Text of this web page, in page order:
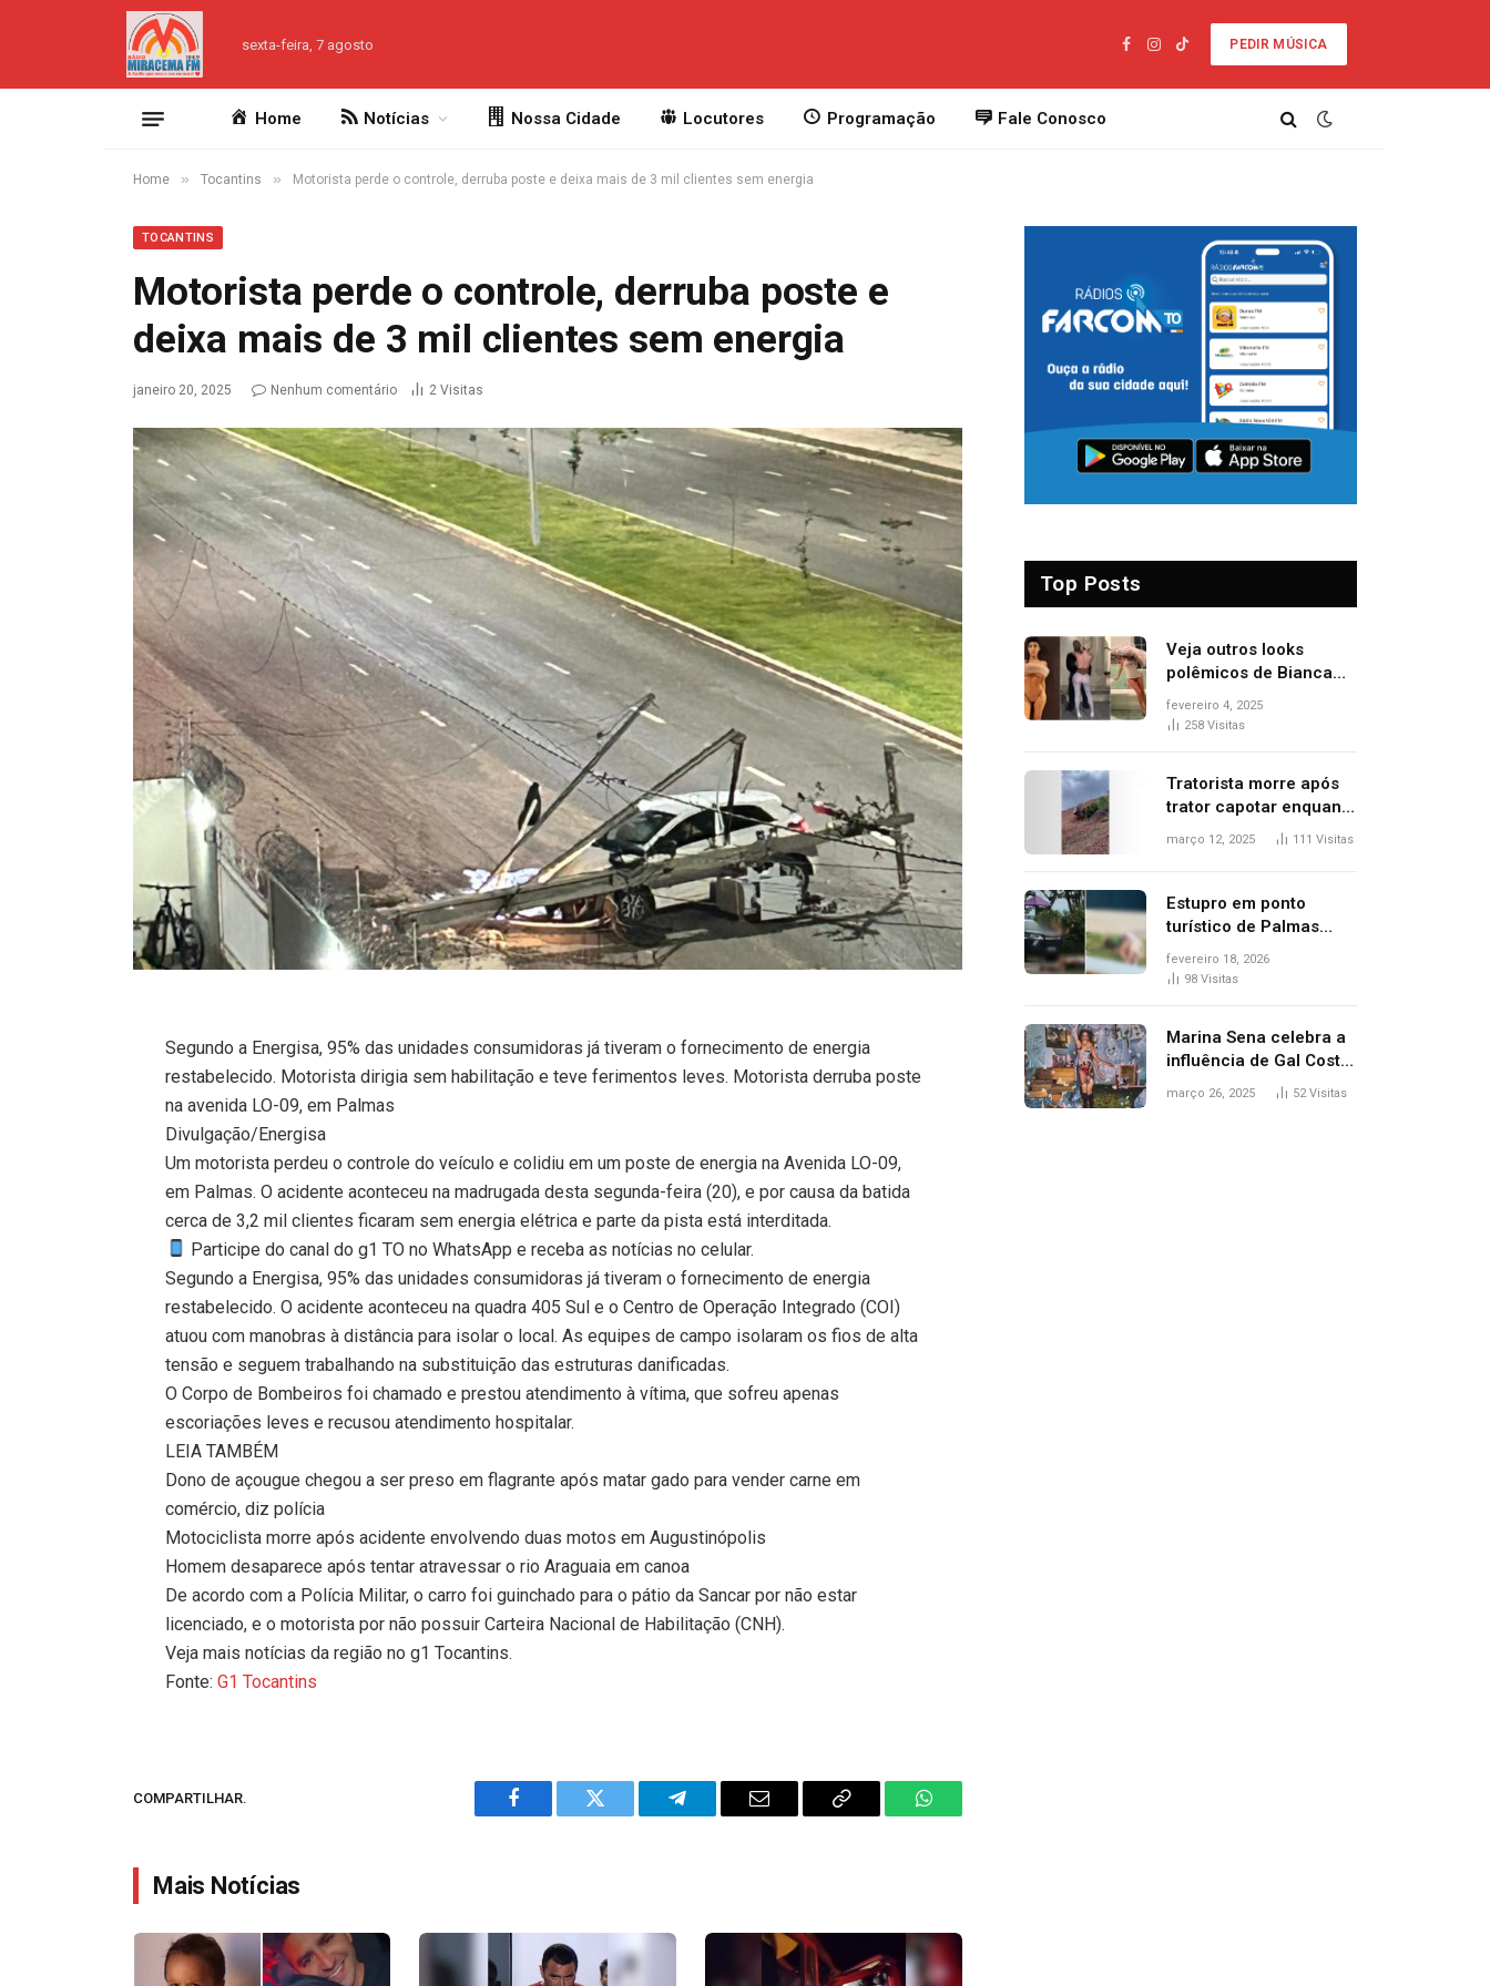
sexta-feira, 7 agosto
Facebook
Instagram
TikTok
PEDIR MÚSICA
Home Notícias Nossa Cidade Locutores Programação Fale Conosco
Home » Tocantins » Motorista perde o controle, derruba poste e deixa mais de 3 mil clientes sem energia
TOCANTINS
Motorista perde o controle, derruba poste e
deixa mais de 3 mil clientes sem energia
janeiro 20, 2025 Nenhum comentário 2 Visitas
Segundo a Energisa, 95% das unidades consumidoras já tiveram o fornecimento de energia
restabelecido. Motorista dirigia sem habilitação e teve ferimentos leves. Motorista derruba poste
na avenida LO-09, em Palmas
Divulgação/Energisa
Um motorista perdeu o controle do veículo e colidiu em um poste de energia na Avenida LO-09,
em Palmas. O acidente aconteceu na madrugada desta segunda-feira (20), e por causa da batida
cerca de 3,2 mil clientes ficaram sem energia elétrica e parte da pista está interditada.
Participe do canal do g1 TO no WhatsApp e receba as notícias no celular.
Segundo a Energisa, 95% das unidades consumidoras já tiveram o fornecimento de energia
restabelecido. O acidente aconteceu na quadra 405 Sul e o Centro de Operação Integrado (COI)
atuou com manobras à distância para isolar o local. As equipes de campo isolaram os fios de alta
tensão e seguem trabalhando na substituição das estruturas danificadas.
O Corpo de Bombeiros foi chamado e prestou atendimento à vítima, que sofreu apenas
escoriações leves e recusou atendimento hospitalar.
LEIA TAMBÉM
Dono de açougue chegou a ser preso em flagrante após matar gado para vender carne em
comércio, diz polícia
Motociclista morre após acidente envolvendo duas motos em Augustinópolis
Homem desaparece após tentar atravessar o rio Araguaia em canoa
De acordo com a Polícia Militar, o carro foi guinchado para o pátio da Sancar por não estar
licenciado, e o motorista por não possuir Carteira Nacional de Habilitação (CNH).
Veja mais notícias da região no g1 Tocantins.
Fonte:G1 Tocantins
COMPARTILHAR.
Facebook Twitter Telegram Email
Copy
WhatsApp
Mais Notícias
Top Posts
Veja outros looks
polêmicos de Bianca
Censori, esposa de
Kanye West que
fevereiro 4, 2025
258 Visitas
Tratorista morre após
trator capotar enquanto
removia vegetação em
março 12, 2025 111 Visitas
Estupro em ponto
turístico de Palmas
ocorreu em frente à
viatura e base de
fevereiro 18, 2026
98 Visitas
Marina Sena celebra a
influência de Gal Costa
na arte do álbum
março 26, 2025 52Visitas